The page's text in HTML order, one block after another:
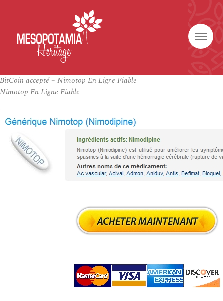
BitCoin accepté – Nimotop En Ligne Fiable
Nimotop En Ligne Fiable